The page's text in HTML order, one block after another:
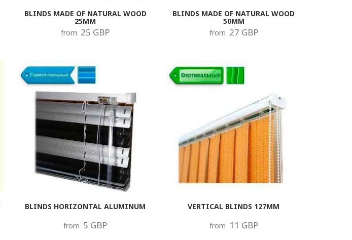
BLINDS MADE OF NATURAL WOOD
25MM
from 25 GBP
BLINDS MADE OF NATURAL WOOD
50MM
from 27 GBP
BLINDS HORIZONTAL ALUMINUM
from 5 GBP
VERTICAL BLINDS 127MM
from 11 GBP